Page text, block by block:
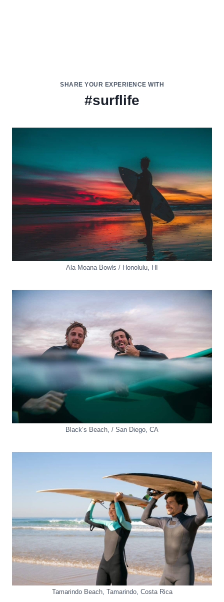
SHARE YOUR EXPERIENCE WITH
#surflife
Ala Moana Bowls / Honolulu, HI
Black’s Beach , / San Diego CA
Tamarindo Beach, Tamarindo, Costa Rica